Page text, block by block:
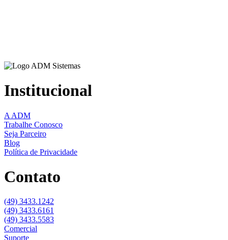
Institucional
A ADM
Trabalhe Conosco
Seja Parceiro
Blog
Política de Privacidade
Contato
(49) 3433.1242
(49) 3433.6161
(49) 3433.5583
Comercial
Suporte